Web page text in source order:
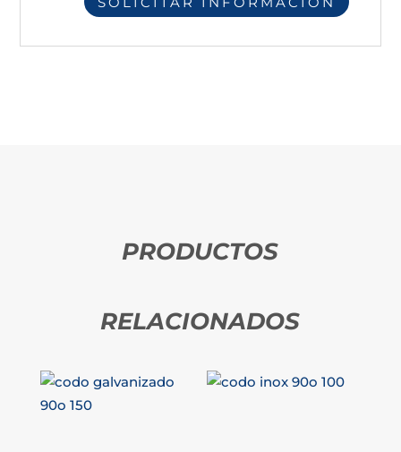
PRODUCTOS
RELACIONADOS